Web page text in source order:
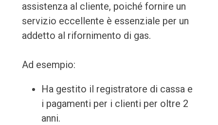
assistenza al cliente, poiché fornire un
servizio eccellente è essenziale per un
addetto al rifornimento di gas.
Ad esempio:
Ha gestito il registratore di cassa e
i pagamenti per i clienti per oltre 2
anni.